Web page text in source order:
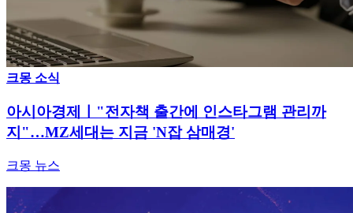
크몽 소식
아시아경제ㅣ"전자책 출간에 인스타그램 관리까
지"…MZ세대는 지금 'N잡 삼매경'
크몽 뉴스